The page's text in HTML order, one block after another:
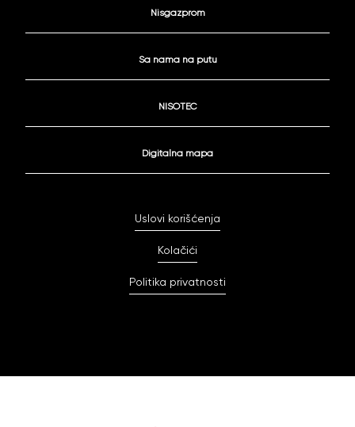
Nisgazprom
Sa nama na putu
NISOTEC
Digitalna mapa
Uslovi korišćenja
Kolačići
Politika privatnosti